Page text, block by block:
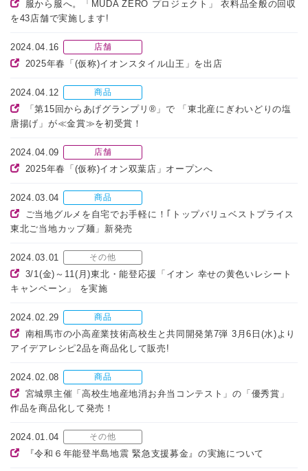
服から服へ。「MUDA ZERO プロジェクト」 衣料品全般の回収
を43店舗で実施します!
2024.04.16 店舗
2025年春「(仮称)イオンスタイル山王」を出店
2024.04.12 商品
「第15回からあげグランプリ®」で 「東北産にぎわいどりの塩
唐揚げ」が≪金賞≫を初受賞！
2024.04.09 店舗
2025年春「(仮称)イオン双葉店」オープンへ
2024.03.04 商品
ご当地グルメを自宅でお手軽に！｢トップバリュベストプライス
東北ご当地カップ麺」新発売
2024.03.01 その他
3/1(金)～11(月)東北・能登応援「イオン 幸せの黄色いレシート
キャンペーン」 を実施
2024.02.29 商品
南相馬市の小高産業技術高校生と共同開発第7弾 3月6日(水)より
アイデアレシピ2品を商品化して販売!
2024.02.08 商品
宮城県主催「高校生地産地消お弁当コンテスト」の「優秀賞」
作品を商品化して発売！
2024.01.04 その他
『令和６年能登半島地震 緊急支援募金』の実施について